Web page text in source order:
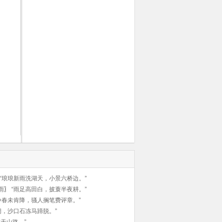
“琅琅新雨洗湖天，小景六桥边。”
〗 “雨足高田白，披蓑半夜耕。”
春未肯降，骚人搁笔费评章。”
沙口石冻马蹄脱。”